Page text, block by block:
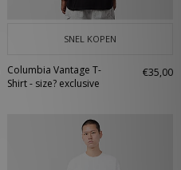
SNEL KOPEN
Columbia Vantage T-
Shirt - size? exclusive
€35,00